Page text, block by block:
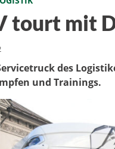
tourt mit
des
und Trainings.